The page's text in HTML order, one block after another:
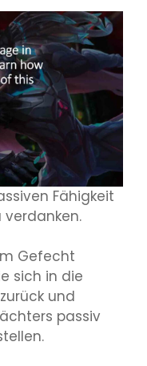
Fähigkeit
verdanken.
Gefecht
sich in die
und
passiv